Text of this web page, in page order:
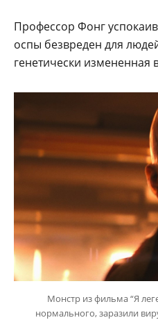
Профессор Фонг
оспы безвреден для
генетически измененная
Монстр из фильма “Я
нормального, заразили